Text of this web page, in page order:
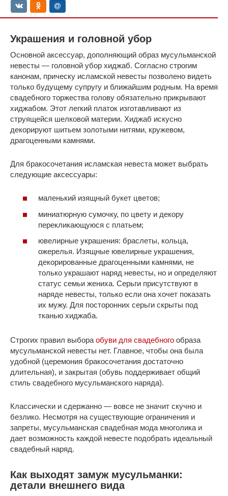
Украшения и головной убор
Основной аксессуар, дополняющий образ мусульманской
невесты — головной убор хиджаб. Согласно строгим
канонам, прическу исламской невесты позволено видеть
только будущему супругу и ближайшим родным. На время
свадебного торжества голову обязательно прикрывают
хиджабом. Этот легкий платок изготавливают из
струящейся шелковой материи. Хиджаб искусно
декорируют шитьем золотыми нитями, кружевом,
драгоценными камнями.
Для бракосочетания исламская невеста может выбрать
следующие аксессуары:
маленький изящный букет цветов;
миниатюрную сумочку, по цвету и декору
перекликающуюся с платьем;
ювелирные украшения: браслеты, кольца,
ожерелья. Изящные ювелирные украшения,
декорированные драгоценными камнями, не
только украшают наряд невесты, но и определяют
статус семьи жениха. Серьги присутствуют в
наряде невесты, только если она хочет показать
их мужу. Для посторонних серьги скрыты под
тканью хиджаба.
Строгих правил выбора обуви для свадебного образа
мусульманской невесты нет. Главное, чтобы она была
удобной (церемония бракосочетания достаточно
длительная), и закрытая (обувь поддерживает общий
стиль свадебного мусульманского наряда).
Классически и сдержанно — вовсе не значит скучно и
безлико. Несмотря на существующие ограничения и
запреты, мусульманская свадебная мода многолика и
дает возможность каждой невесте подобрать идеальный
свадебный наряд.
Как выходят замуж мусульманки:
детали внешнего вида